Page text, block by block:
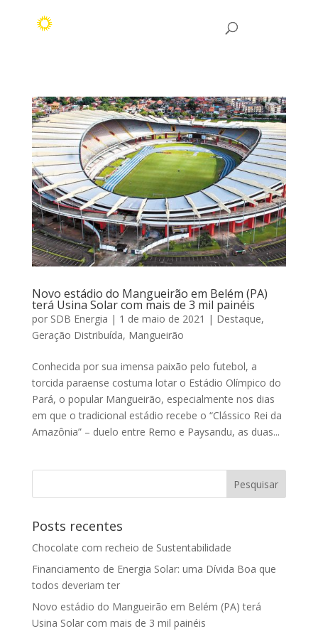
Novo estádio do Mangueirão em Belém (PA)
terá Usina Solar com mais de 3 mil painéis
por SDB Energia | 1 de maio de 2021 | Destaque,
Geração Distribuída, Mangueirão
Conhecida por sua imensa paixão pelo futebol, a
torcida paraense costuma lotar o Estádio Olímpico do
Pará, o popular Mangueirão, especialmente nos dias
em que o tradicional estádio recebe o “Clássico Rei da
Amazônia” – duelo entre Remo e Paysandu, as duas...
Posts recentes
Chocolate com recheio de Sustentabilidade
Financiamento de Energia Solar: uma Dívida Boa que
todos deveriam ter
Novo estádio do Mangueirão em Belém (PA) terá
Usina Solar com mais de 3 mil painéis